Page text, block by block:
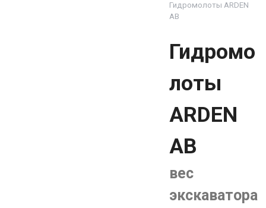
Гидромолоты ARDEN
AB
Гидромо
лоты
ARDEN
AB
вес
экскаватора